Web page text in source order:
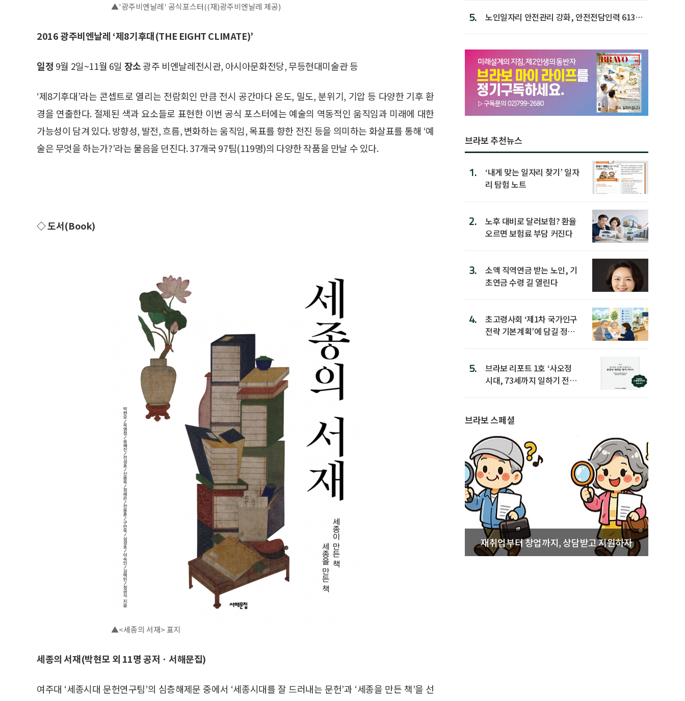
▲'광주비엔날레' 공식포스터((재)광주비엔날레 제공)
2016 광주비엔날레 ‘제8기후대(THE EIGHT CLIMATE)’
일정 9월 2일~11월 6일 장소광주 비엔날레전시관, 아시아문화전당, 무등현대미술관 등
‘제8기후대’라는 콘셉트로 열리는 전람회인 만큼 전시 공간마다 온도, 밀도, 분위기, 기압 등 다양한 기후 환
경을 연출한다. 절제된 색과 요소들로 표현한 이번 공식 포스터에는 예술의 역동적인 움직임과 미래에 대한
가능성이 담겨 있다. 방향성, 발전, 흐름, 변화하는 움직임, 목표를 향한 전진 등을 의미하는 화살표를 통해 ‘예
술은 무엇을 하는가?’라는 물음을 던진다. 37개국 97팀(119명)의 다양한 작품을 만날 수 있다.
◇ 도서(Book)
▲<세종의 서재> 표지
세종의 서재(박현모 외 11명 공저ㆍ서해문집)
여주대 ‘세종시대 문헌연구팀’의 심층해제문 중에서 ‘세종시대를 잘 드러내는 문헌’과 ‘세종을 만든 책’을 선
5.
노인일자리 안전관리 강화, 안전전담인력 613명
브라보 추천뉴스
1.
‘내게 맞는 일자리 찾기’ 일자
리 탐험 노트
2.
노후 대비로 달러보험? 환율
오르면 보험료 부담 커진다
3.
소액 직역연금 받는 노인, 기
초연금 수령 길 열린다
4.
초고령사회 ‘제1차 국가인구
전략 기본계획’에 담길 정책
5.
브라보 리포트 1호 ‘사오정
시대, 73세까지 일하기 전략’
브라보 스페셜
재취업부터 창업까지, 상담받고 지원하자